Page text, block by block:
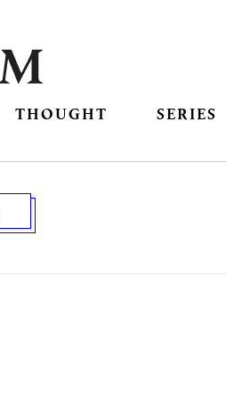
THOUGHT SERIES